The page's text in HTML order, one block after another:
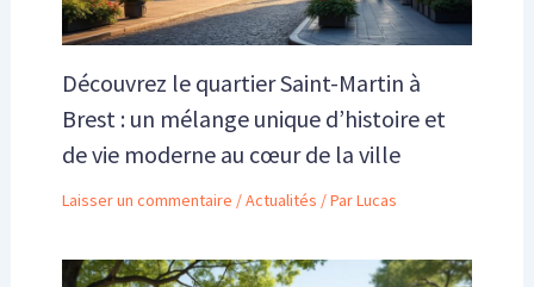
Découvrez le quartier Saint-Martin à
Brest : un mélange unique d’histoire et
de vie moderne au cœur de la ville
Laisser un commentaire /Actualités / ParLucas